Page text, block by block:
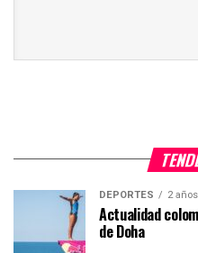
DEPORTES 2
Actualidad
de Doha